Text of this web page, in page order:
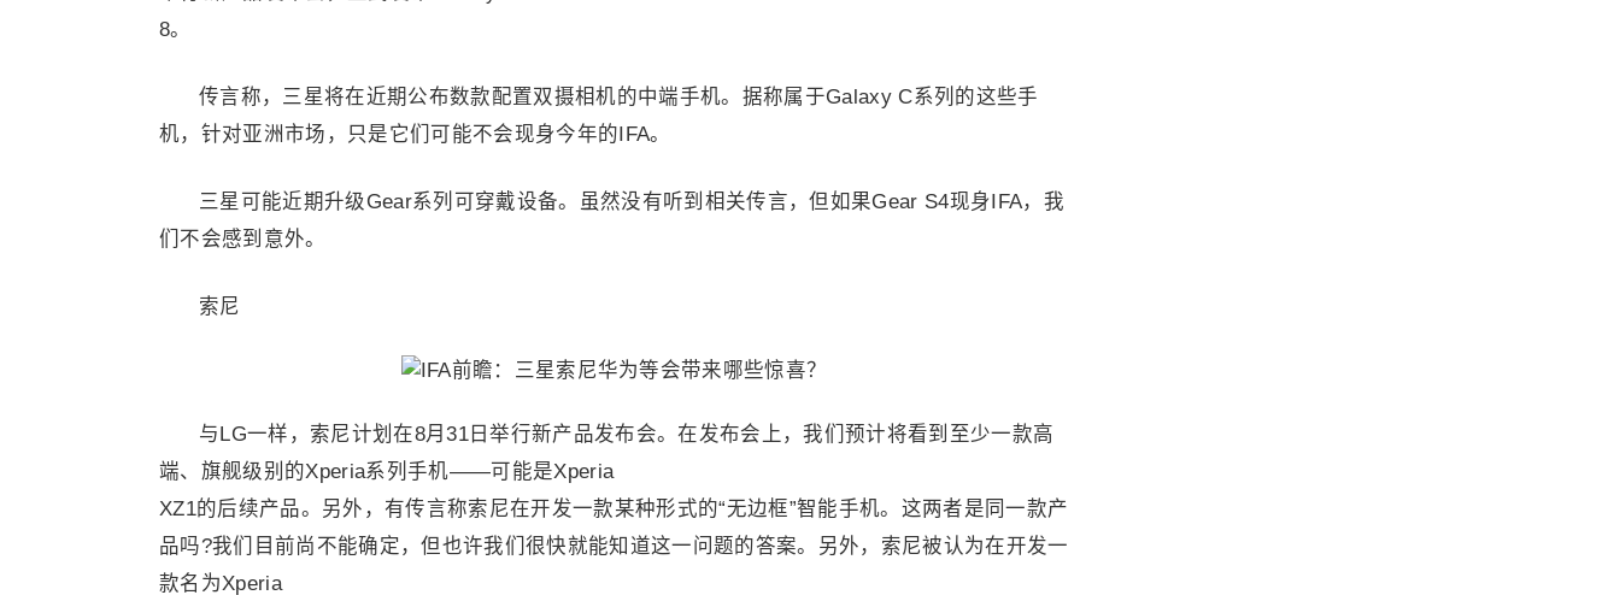
8。
传言称，三星将在近期公布数款配置双摄相机的中端手机。据称属于Galaxy C系列的这些手
机，针对亚洲市场，只是它们可能不会现身今年的IFA。
三星可能近期升级Gear系列可穿戴设备。虽然没有听到相关传言，但如果Gear S4现身IFA，我
们不会感到意外。
索尼
与LG一样，索尼计划在8月31日举行新产品发布会。在发布会上，我们预计将看到至少一款高
端、旗舰级别的Xperia系列手机——可能是Xperia
XZ1的后续产品。另外，有传言称索尼在开发一款某种形式的“无边框”智能手机。这两者是同一款产
品吗?我们目前尚不能确定，但也许我们很快就能知道这一问题的答案。另外，索尼被认为在开发一
款名为Xperia